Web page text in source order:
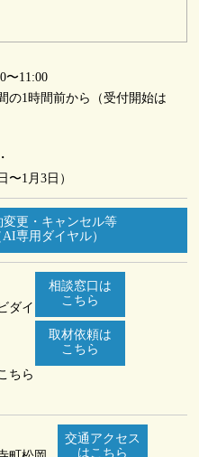
11:00
1時間前から（受付開始は
〜1月3日）
変更・キャンセル等
AI専用ダイヤル）
ダイ
ちら
相談窓口は
こちら
取材依頼は
こちら
交通アクセス
はこちら